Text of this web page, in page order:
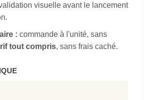
visuelle avant le lancement
: commande à l'unité, sans
tout compris, sans frais caché.